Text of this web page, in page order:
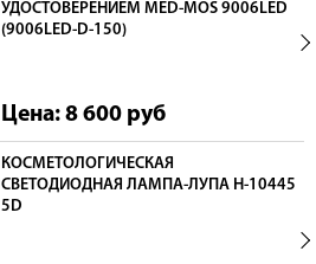
УДОСТОВЕРЕНИЕМ MED-MOS 9006LED
(9006LED-D-150)
Цена: 8 600 руб
КОСМЕТОЛОГИЧЕСКАЯ
СВЕТОДИОДНАЯ ЛАМПА-ЛУПА H-10445
5D